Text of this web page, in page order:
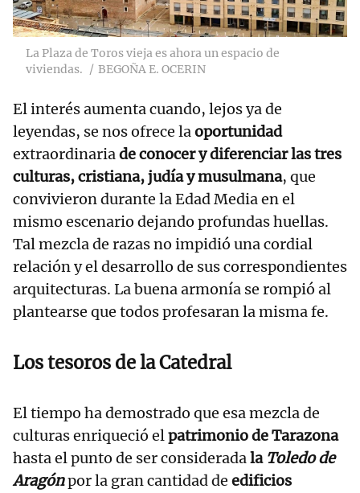
La Plaza de Toros vieja es ahora un espacio de
viviendas.
BEGOÑA E. OCERIN
El interés aumenta cuando, lejos ya de
leyendas, se nos ofrece laoportunidad
extraordinariade conocer y diferenciar las tres
culturas, cristiana, judía y musulmana, que
convivieron durante la Edad Media en el
mismo escenario dejando profundas huellas.
Tal mezcla de razas no impidió una cordial
relación y el desarrollo de sus correspondientes
arquitecturas. La buena armonía se rompió al
plantearse que todos profesaran la misma fe.
Los tesoros de la Catedral
El tiempo ha demostrado que esa mezcla de
culturas enriqueció elpatrimonio de Tarazona
hasta el punto de ser consideradalaToledo de
Aragónpor la gran cantidad de edificios